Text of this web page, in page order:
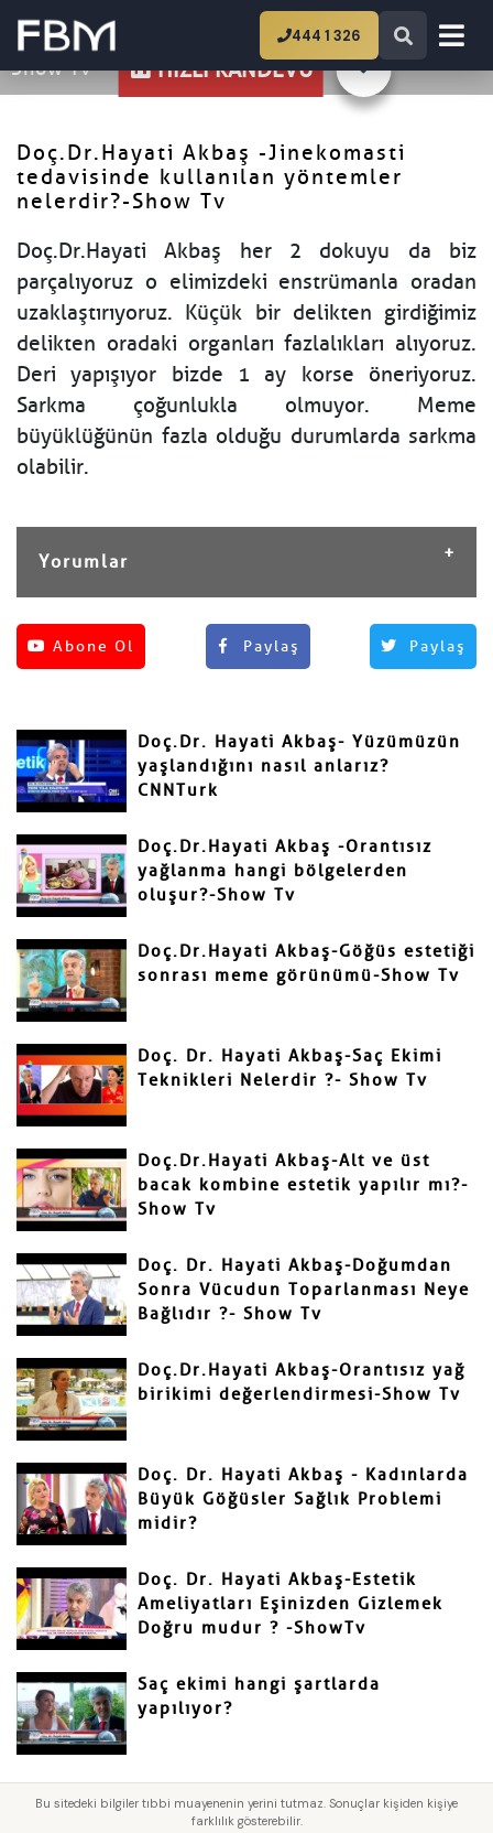
444 1 326
Doç.Dr.Hayati Akbaş -Jinekomasti
tedavisinde kullanılan yöntemler nelerdir?-
Show Tv
HIZLI RANDEVU
Doç.Dr.Hayati Akbaş -Jinekomasti
tedavisinde kullanılan yöntemler
nelerdir?-Show Tv
Doç.Dr.Hayati Akbaş her 2 dokuyu da biz
parçalıyoruz o elimizdeki enstrümanla oradan
uzaklaştırıyoruz. Küçük bir delikten girdiğimiz
delikten oradaki organları fazlalıkları alıyoruz.
Deri yapışıyor bizde 1 ay korse öneriyoruz.
Sarkma çoğunlukla olmuyor. Meme
büyüklüğünün fazla olduğu durumlarda sarkma
olabilir.
Abone Ol Paylaş Paylaş
Yorumlar
Henüz yorum yapılmamış.
Adınız ve Soyadınız
Mail
Yorumunuz
Gönder
Doç.Dr. Hayati Akbaş- Yüzümüzün
yaşlandığını nasıl anlarız?
CNNTurk
Doç.Dr.Hayati Akbaş -Orantısız
yağlanma hangi bölgelerden
oluşur?-Show Tv
Doç.Dr.Hayati Akbaş-Göğüs estetiği
sonrası meme görünümü-Show Tv
Doç. Dr. Hayati Akbaş-Saç Ekimi
Teknikleri Nelerdir ?- Show Tv
Doç.Dr.Hayati Akbaş-Alt ve üst
bacak kombine estetik yapılır mı?-
Show Tv
Doç. Dr. Hayati Akbaş-Doğumdan
Sonra Vücudun Toparlanması Neye
Bağlıdır ?- Show Tv
Doç.Dr.Hayati Akbaş-Orantısız yağ
birikimi değerlendirmesi-Show Tv
Doç. Dr. Hayati Akbaş - Kadınlarda
Büyük Göğüsler Sağlık Problemi
midir?
Doç. Dr. Hayati Akbaş-Estetik
Ameliyatları Eşinizden Gizlemek
Doğru mudur ? -ShowTv
Saç ekimi hangi şartlarda
yapılıyor?
Bu sitedeki bilgiler tıbbi muayenenin yerini tutmaz. Sonuçlar kişiden kişiye
farklılık gösterebilir.